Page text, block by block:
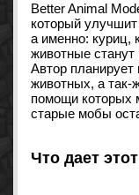
Better Animal
который
а именно: куриц,
животные станут
Автор
животных, а так-
помощи которых
старые мобы
Что дает